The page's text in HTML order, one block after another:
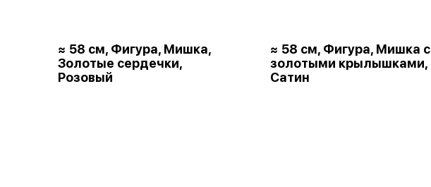
≈ 58 см, Фигура, Мишка,
Золотые сердечки,
Розовый
≈ 58 см, Фигура, Мишка с
золотыми крылышками,
Сатин